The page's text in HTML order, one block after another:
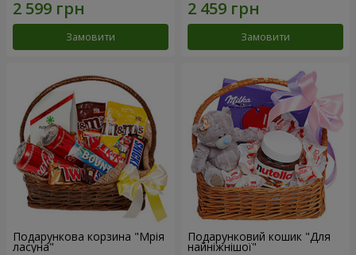
Замовити Замовити
Подарункова корзина "Мрія
ласуна"
Подарунковий кошик "Для
найніжнішої"